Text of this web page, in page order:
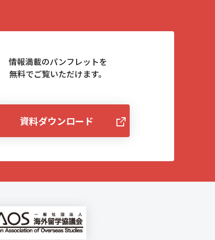
情報満載のパンフレットを
無料でご覧いただけます。
資料ダウンロード